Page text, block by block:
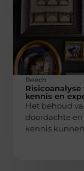
Beech
kennis en
Het behoud
doordachte
kennis kunnen